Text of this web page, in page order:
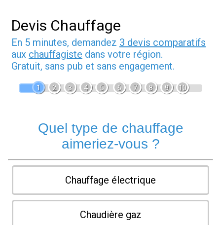
Devis Chauffage
En 5 minutes, demandez 3 devis comparatifs
aux chauffagiste dans votre région.
Gratuit, sans pub et sans engagement.
1 2 3 4 5 6 7 8 9 10
Quel type de chauffage
aimeriez-vous ?
Chauffage électrique
Chaudière gaz